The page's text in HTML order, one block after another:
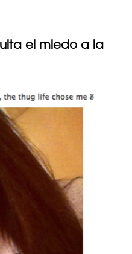
el miedo a la